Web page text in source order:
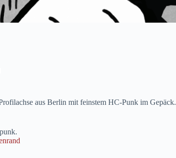
aus Berlin mit feinstem HC-Punk im Gepäck.